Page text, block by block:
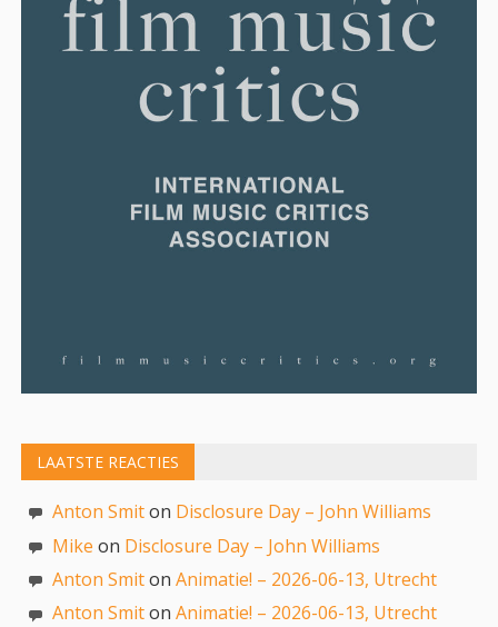
LAATSTE REACTIES
Anton Smiton Disclosure Day – John Williams
Mike on Disclosure Day – John Williams
Anton SmitonAnimatie! – 2026-06-13, Utrecht
Anton SmitonAnimatie! – 2026-06-13, Utrecht